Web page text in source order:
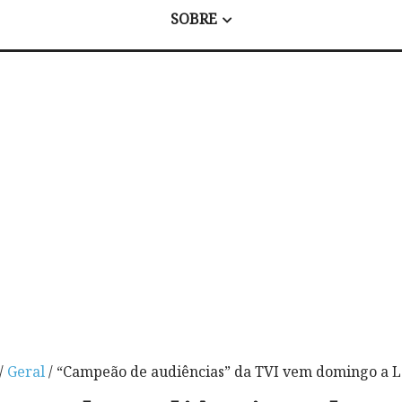
SOBRE
Geral/ “Campeão de audiências” da TVI vem domingo a